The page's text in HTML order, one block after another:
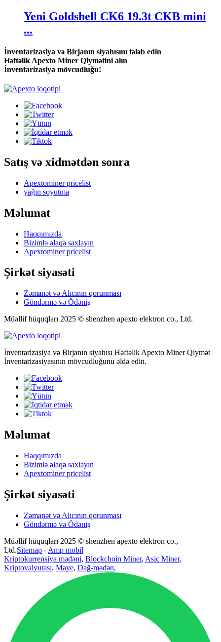
Yeni Goldshell CK6 19.3t CKB mini
...
İnventarizasiya və Birjanın siyahısını tələb edin
Həftəlik Apexto Miner Qiymətini alın
İnventarizasiya mövcudluğu!
Satış və xidmətdən sonra
Apextominer pricelist
yağın soyutma
Məlumat
Haqqımızda
Bizimlə əlaqə saxlayın
Apextominer pricelist
Şirkət siyasəti
Zəmanət və Alıcının qorunması
Göndərmə və Ödəniş
Müəllif hüquqları 2025 © shenzhen apexto elektron co., Ltd.
İnventarizasiya və Birjanın siyahısı Həftəlik Apexto Miner Qiymət
İnventarizasiyasının mövcudluğunu əldə edin.
Məlumat
Haqqımızda
Bizimlə əlaqə saxlayın
Apextominer pricelist
Şirkət siyasəti
Zəmanət və Alıcının qorunması
Göndərmə və Ödəniş
Müəllif hüquqları 2025 © shenzhen apexto elektron co.,
Ltd.Sitemap - Amp mobil
Kriptokurrensiya mədəni, Blockchoin Miner, Asic Miner,
Kriptovalyutası, Maye, Dağ-mədən,